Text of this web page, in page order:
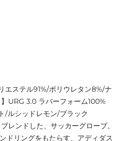
エステル91%/ポリウレタン8%/ナ
URG 3.0 ラバーフォーム100%
/ルシッドレモン/ブラック
レンドした、サッカーグローブ。
ドリングをもたらす、アディダス